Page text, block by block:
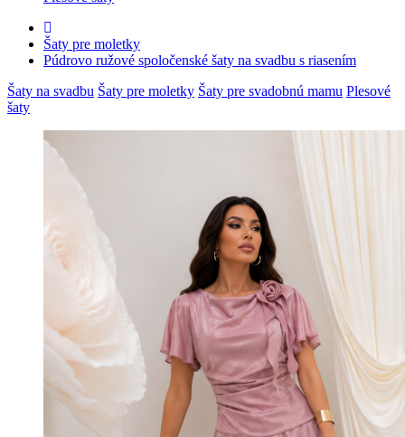
Šaty pre moletky
Púdrovo ružové spoločenské šaty na svadbu s riasením
Šaty na svadbu Šaty pre moletky Šaty pre svadobnú mamu Plesové
šaty